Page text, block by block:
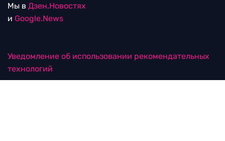
Мы в Дзен.Новостях
и Google.News
Уведомление об использовании рекомендательных
технологий